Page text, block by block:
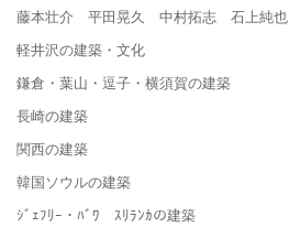
藤本壮介 平田晃久 中村拓志 石上純也
軽井沢の建築・文化
鎌倉・葉山・逗子・横須賀の建築
長崎の建築
関西の建築
韓国ソウルの建築
ｼﾞｪﾌﾘｰ・ﾊﾞﾜ ｽﾘﾗﾝｶの建築